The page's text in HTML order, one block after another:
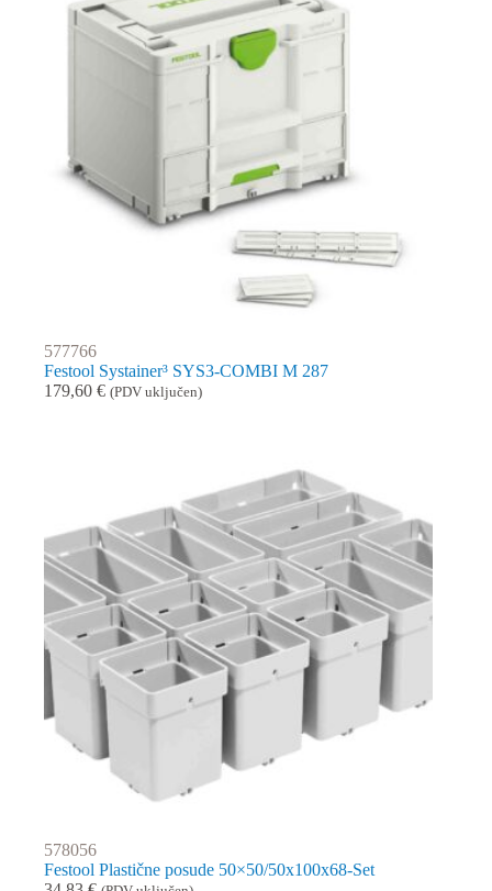
577766
Festool Systainer³ SYS3-COMBI M 287
179,60 € (PDV uključen)
578056
Festool Plastične posude 50×50/50x100x68-Set